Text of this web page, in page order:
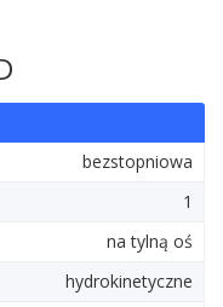
bezstopniowa
1
na tylną oś
hydrokinetyczne